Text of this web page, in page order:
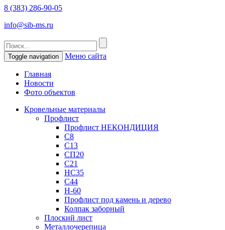
8 (383) 286-90-05
info@sib-ms.ru
Toggle navigation Меню сайта
Главная
Новости
Фото объектов
Кровельные материалы
Профлист
Профлист НЕКОНДИЦИЯ
С8
С13
СП20
С21
НС35
С44
Н-60
Профлист под камень и дерево
Колпак заборный
Плоский лист
Металлочерепица